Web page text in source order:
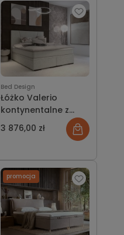
Bed Design
Łóżko Valerio
kontynentalne z
pojemnikiem lub bez
3 876,00 zł
promocja